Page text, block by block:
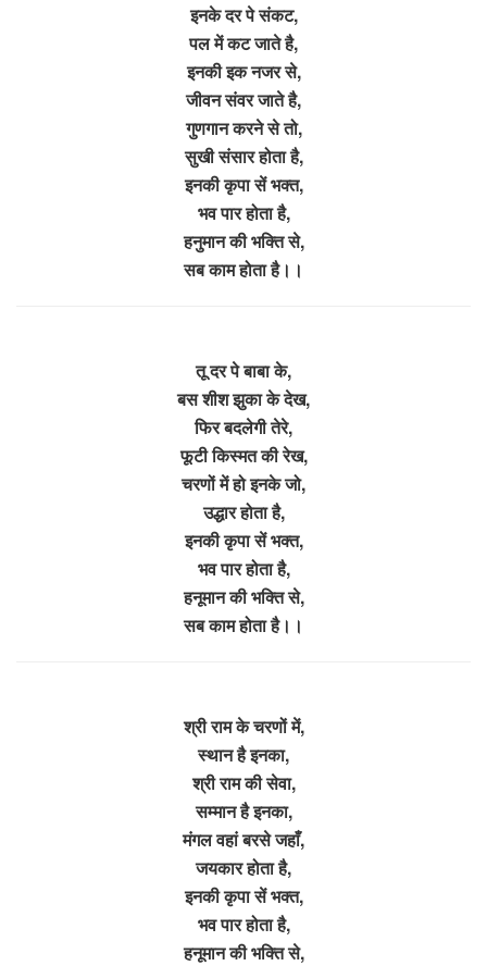
इनके दर पे संकट,
पल में कट जाते है,
इनकी इक नजर से,
जीवन संवर जाते है,
गुणगान करने से तो,
सुखी संसार होता है,
इनकी कृपा सें भक्त,
भव पार होता है,
हनुमान की भक्ति से,
सब काम होता है।।
तू दर पे बाबा के,
बस शीश झुका के देख,
फिर बदलेगी तेरे,
फूटी किस्मत की रेख,
चरणों में हो इनके जो,
उद्धार होता है,
इनकी कृपा सें भक्त,
भव पार होता है,
हनूमान की भक्ति से,
सब काम होता है।।
श्री राम के चरणों में,
स्थान है इनका,
श्री राम की सेवा,
सम्मान है इनका,
मंगल वहां बरसे जहाँ,
जयकार होता है,
इनकी कृपा सें भक्त,
भव पार होता है,
हनूमान की भक्ति से,